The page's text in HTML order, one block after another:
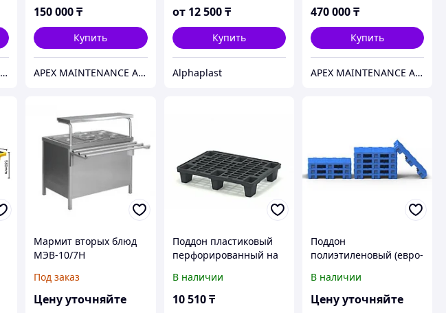
APEX MAINTENANCE AND SUPPLY SOLUTIONS
150 000₸
Купить
APEX MAINTENANCE AND SUPPLY SOLUTIONS
зелёный. Внешний
от 12 500 ₸
Купить
Alphaplast
470 000₸
Купить
APEX MAINTENANCE AND SUPPLY SOLUTIONS
Мармит вторых блюд
МЭВ-10/7Н
Под заказ
Цену уточняйте
Поддон пластиковый
перфорированный на
В наличии
10 510 ₸
Поддон
полиэтиленовый (евро-
В наличии
Цену уточняйте